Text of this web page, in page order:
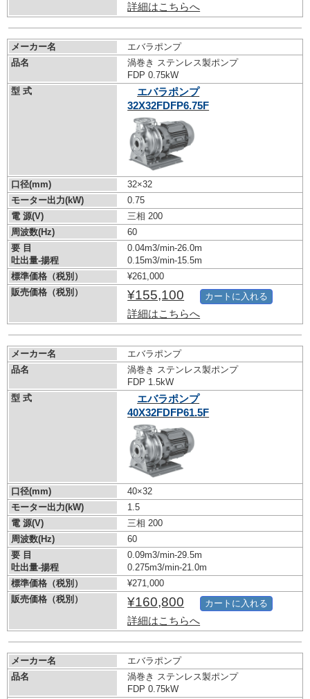
詳細はこちらへ
メーカー名
エバラポンプ
品名
渦巻き ステンレス製ポンプ
FDP 0.75kW
型 式
エバラポンプ
32X32FDFP6.75F
口径(mm)
32×32
モーター出力(kW)
0.75
電 源(V)
三相 200
周波数(Hz)
60
要 目
吐出量-揚程
0.04m3/min-26.0m
0.15m3/min-15.5m
標準価格（税別）
¥261,000
販売価格（税別）
¥155,100
詳細はこちらへ
カートに入れる
メーカー名
エバラポンプ
品名
渦巻き ステンレス製ポンプ
FDP 1.5kW
型 式
エバラポンプ
40X32FDFP61.5F
口径(mm)
40×32
モーター出力(kW)
1.5
電 源(V)
三相 200
周波数(Hz)
60
要 目
吐出量-揚程
0.09m3/min-29.5m
0.275m3/min-21.0m
標準価格（税別）
¥271,000
販売価格（税別）
¥160,800
詳細はこちらへ
カートに入れる
メーカー名
エバラポンプ
品名
渦巻き ステンレス製ポンプ
FDP 0.75kW